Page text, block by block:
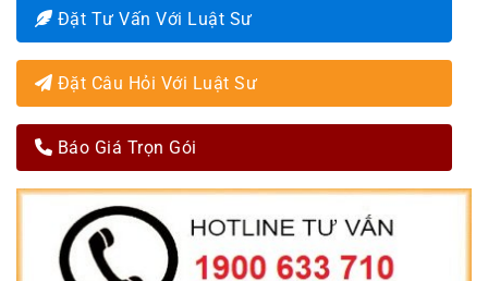
Đặt Tư Vấn Với Luật Sư
Đặt Câu Hỏi Với Luật Sư
Báo Giá Trọn Gói